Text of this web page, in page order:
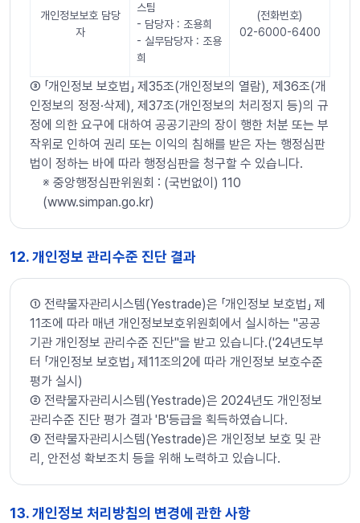
개인정보보호 담당
자
스팀
- 담당자 : 조용희
- 실무담당자 : 조용
희
(전화번호)
02-6000-6400
➂ 「개인정보 보호법」 제35조(개인정보의 열람), 제36조(개
인정보의 정정·삭제), 제37조(개인정보의 처리정지 등)의 규
정에 의한 요구에 대하여 공공기관의 장이 행한 처분 또는 부
작위로 인하여 권리 또는 이익의 침해를 받은 자는 행정심판
법이 정하는 바에 따라 행정심판을 청구할 수 있습니다.
※ 중앙행정심판위원회 : (국번없이) 110
(www.simpan.go.kr)
12. 개인정보 관리수준 진단 결과
➀ 전략물자관리시스템(Yestrade)은 「개인정보 보호법」 제
11조에 따라 매년 개인정보보호위원회에서 실시하는 "공공
기관 개인정보 관리수준 진단"을 받고 있습니다.('24년도부
터 「개인정보 보호법」 제11조의2에 따라 개인정보 보호수준
평가 실시)
➁ 전략물자관리시스템(Yestrade)은 2024년도 개인정보
관리수준 진단 평가 결과 'B'등급을 획득하였습니다.
➂ 전략물자관리시스템(Yestrade)은 개인정보 보호 및 관
리, 안전성 확보조치 등을 위해 노력하고 있습니다.
13. 개인정보 처리방침의 변경에 관한 사항